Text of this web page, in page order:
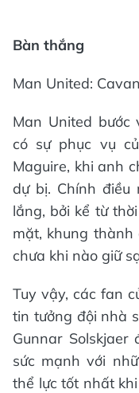
Bàn thắng
Man United:
Man United
có sự phục vụ
Maguire, khi anh
dự bị. Chính điều
lắng, bởi kể từ
mặt, khung
chưa khi nào giữ
Tuy vậy, các fan
tin tưởng đội nhà
Gunnar
sức mạnh với
thể lực tốt nhất